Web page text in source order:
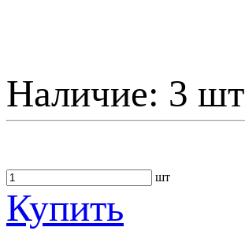
Наличие: 3 шт
шт
Купить